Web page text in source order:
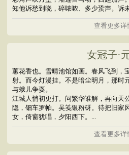
知他诉愁到晓，碎哝哝、多少蛩声。诉
查看更多详
女冠子·
蕙花香也。雪晴池馆如画。春风飞到，
射。而今灯漫挂。不是暗尘明月，那时
与蛾儿争耍。
江城人悄初更打。问繁华谁解，再向天
隐，钿车罗帕。吴笺银粉砑。待把旧家
女，倚窗犹唱，夕阳西下。...
查看更多详